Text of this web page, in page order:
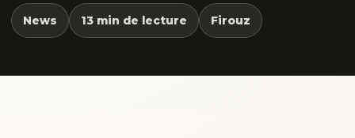
News 13 min de lecture Firouz